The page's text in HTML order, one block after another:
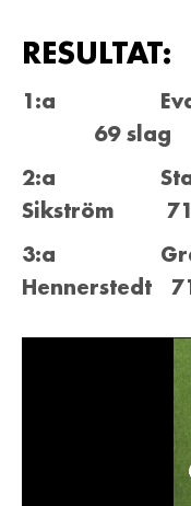
RESULTAT:
1:a Eva
69 slag
2:a
Sikström 71
3:a Greger
Hennerstedt